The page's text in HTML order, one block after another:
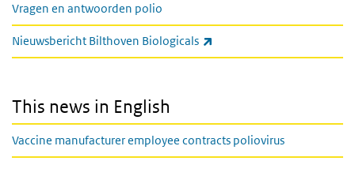
Vragen en antwoorden polio
Nieuwsbericht Bilthoven Biologicals
This news in English
Vaccine manufacturer employee contracts poliovirus